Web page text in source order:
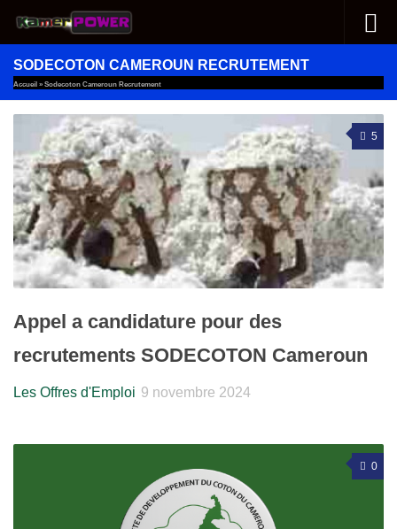
Au dessous du contenu
SODECOTON CAMEROUN RECRUTEMENT
Accueil » Sodecoton Cameroun Recrutement
5
Appel a candidature pour des
recrutements SODECOTON Cameroun
Les Offres d'Emploi 9 novembre 2024
0